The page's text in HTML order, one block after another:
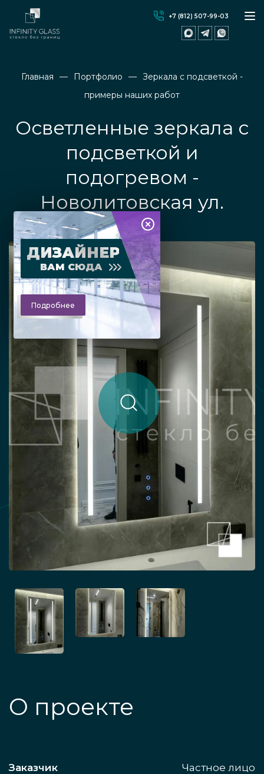
+7 (812) 507-99-03
Главная Портфолио
Зеркала с подсветкой -
примеры наших работ
Осветленные зеркала с
подсветкой и
подогревом -
Новолитовская ул.
ДИЗАЙНЕР
ВАМ СЮДА
Подробнее
О проекте
Заказчик Частное лицо